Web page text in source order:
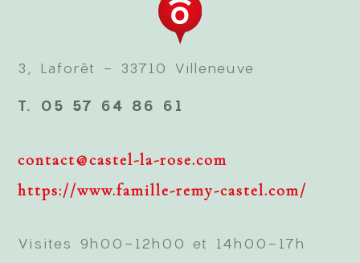
3, Laforêt - 33710 Villeneuve
T. 05 57 64 86 61
contact@castel-la-rose.com
https://www.famille-remy-castel.com/
Visites 9h00-12h00 et 14h00-17h